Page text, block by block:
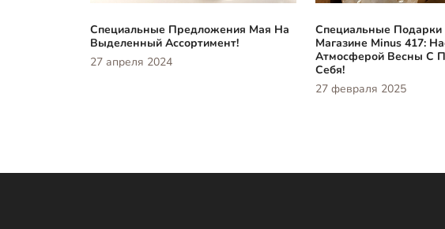
Специальные Предложения Мая На
Выделенный Ассортимент!
27 апреля 2024
Специальные
Магазине Minus 417:
Атмосферой Весны С
Себя!
27 февраля 2025